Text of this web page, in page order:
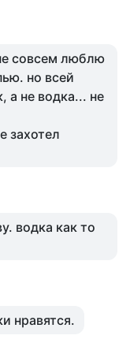
совсем люблю
но всей
а не водка... не
захотел
водка как то
нравятся.